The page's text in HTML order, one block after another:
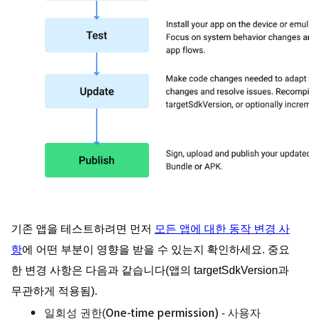
기존 앱을 테스트하려면 먼저 모든 앱에 대한 동작 변경 사
항에 어떤 부분이 영향을 받을 수 있는지 확인하세요. 중요
한 변경 사항은 다음과 같습니다(앱의 targetSdkVersion과
무관하게 적용됨).
일회성 권한(One-time permission) - 사용자